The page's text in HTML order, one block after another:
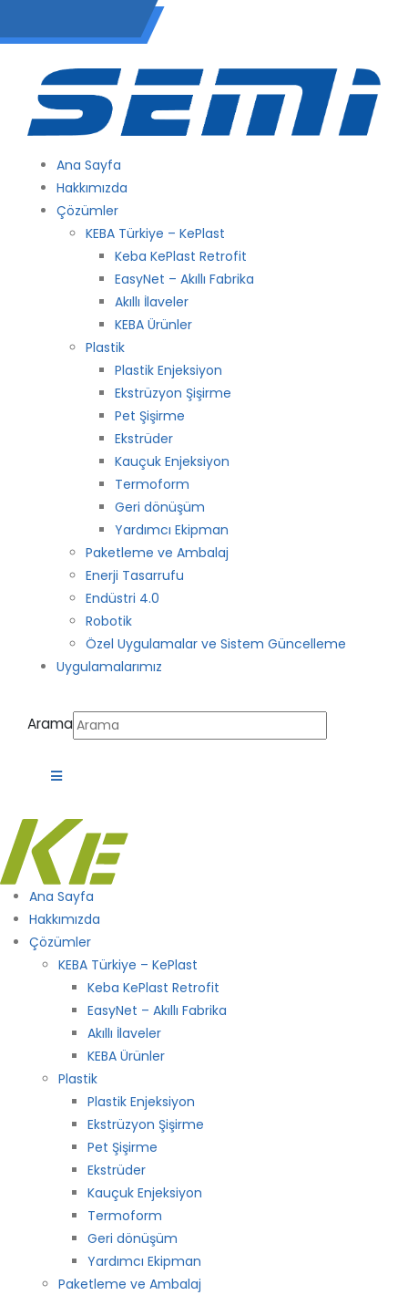
Ana Sayfa
Hakkımızda
Çözümler
KEBA Türkiye – KePlast
Keba KePlast Retrofit
EasyNet – Akıllı Fabrika
Akıllı İlaveler
KEBA Ürünler
Plastik
Plastik Enjeksiyon
Ekstrüzyon Şişirme
Pet Şişirme
Ekstrüder
Kauçuk Enjeksiyon
Termoform
Geri dönüşüm
Yardımcı Ekipman
Paketleme ve Ambalaj
Enerji Tasarrufu
Endüstri 4.0
Robotik
Özel Uygulamalar ve Sistem Güncelleme
Uygulamalarımız
Arama
Ana Sayfa
Hakkımızda
Çözümler
KEBA Türkiye – KePlast
Keba KePlast Retrofit
EasyNet – Akıllı Fabrika
Akıllı İlaveler
KEBA Ürünler
Plastik
Plastik Enjeksiyon
Ekstrüzyon Şişirme
Pet Şişirme
Ekstrüder
Kauçuk Enjeksiyon
Termoform
Geri dönüşüm
Yardımcı Ekipman
Paketleme ve Ambalaj